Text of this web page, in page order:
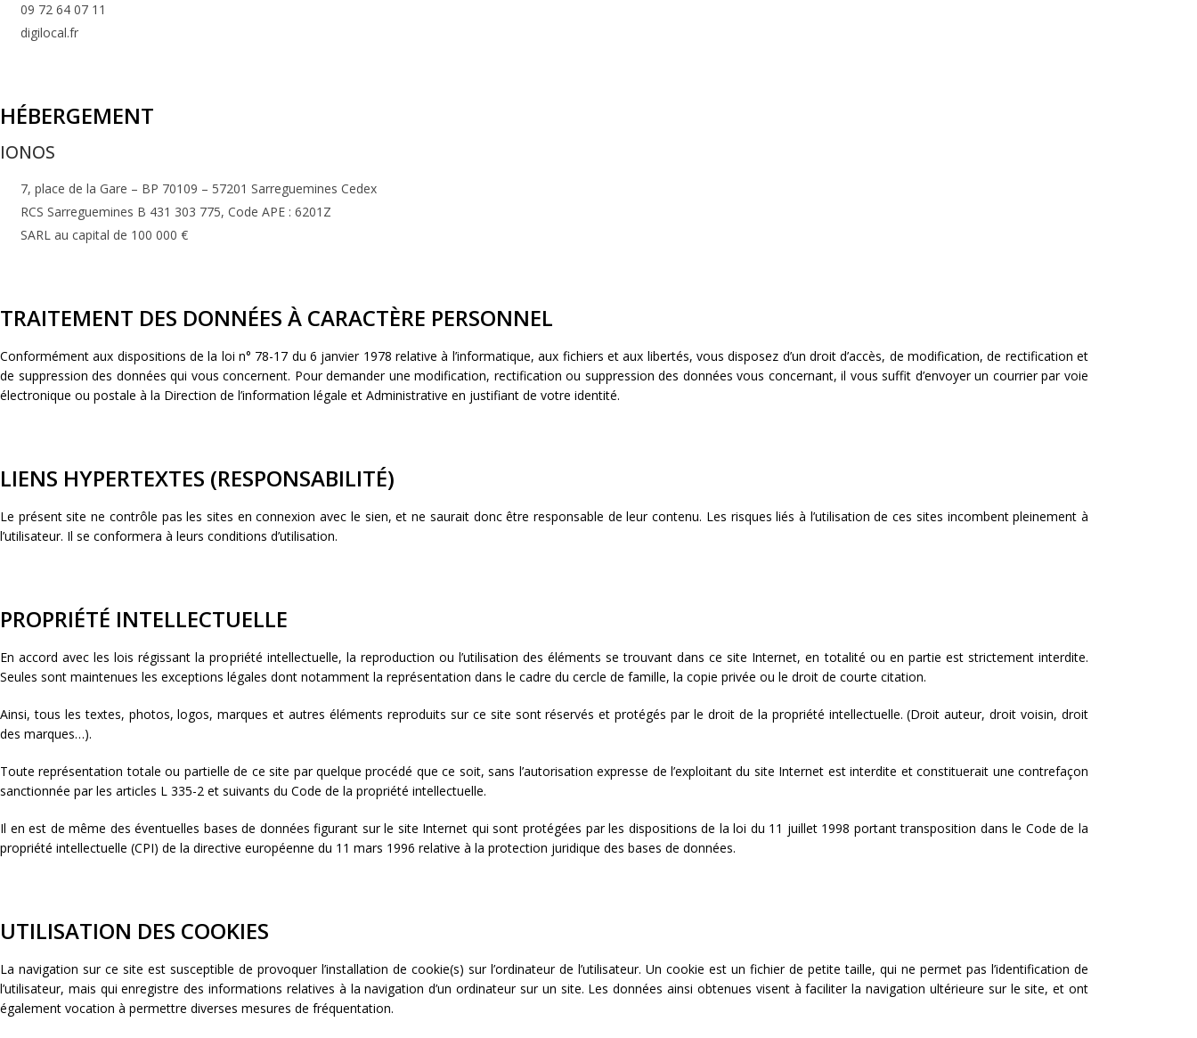
09 72 64 07 11
digilocal.fr
HÉBERGEMENT
IONOS
7, place de la Gare – BP 70109 – 57201 Sarreguemines Cedex
RCS Sarreguemines B 431 303 775, Code APE : 6201Z
SARL au capital de 100 000 €
TRAITEMENT DES DONNÉES À CARACTÈRE PERSONNEL
Conformément aux dispositions de la loi n° 78-17 du 6 janvier 1978 relative à l’informatique, aux fichiers et aux libertés, vous disposez d’un droit d’accès, de modification, de rectification et
de suppression des données qui vous concernent. Pour demander une modification, rectification ou suppression des données vous concernant, il vous suffit d’envoyer un courrier par voie
électronique ou postale à la Direction de l’information légale et Administrative en justifiant de votre identité.
LIENS HYPERTEXTES (RESPONSABILITÉ)
Le présent site ne contrôle pas les sites en connexion avec le sien, et ne saurait donc être responsable de leur contenu. Les risques liés à l’utilisation de ces sites incombent pleinement à
l’utilisateur. Il se conformera à leurs conditions d’utilisation.
PROPRIÉTÉ INTELLECTUELLE
En accord avec les lois régissant la propriété intellectuelle, la reproduction ou l’utilisation des éléments se trouvant dans ce site Internet, en totalité ou en partie est strictement interdite.
Seules sont maintenues les exceptions légales dont notamment la représentation dans le cadre du cercle de famille, la copie privée ou le droit de courte citation.
Ainsi, tous les textes, photos, logos, marques et autres éléments reproduits sur ce site sont réservés et protégés par le droit de la propriété intellectuelle. (Droit auteur, droit voisin, droit
des marques…).
Toute représentation totale ou partielle de ce site par quelque procédé que ce soit, sans l’autorisation expresse de l’exploitant du site Internet est interdite et constituerait une contrefaçon
sanctionnée par les articles L 335-2 et suivants du Code de la propriété intellectuelle.
Il en est de même des éventuelles bases de données figurant sur le site Internet qui sont protégées par les dispositions de la loi du 11 juillet 1998 portant transposition dans le Code de la
propriété intellectuelle (CPI) de la directive européenne du 11 mars 1996 relative à la protection juridique des bases de données.
UTILISATION DES COOKIES
La navigation sur ce site est susceptible de provoquer l’installation de cookie(s) sur l’ordinateur de l’utilisateur. Un cookie est un fichier de petite taille, qui ne permet pas l’identification de
l’utilisateur, mais qui enregistre des informations relatives à la navigation d’un ordinateur sur un site. Les données ainsi obtenues visent à faciliter la navigation ultérieure sur le site, et ont
également vocation à permettre diverses mesures de fréquentation.